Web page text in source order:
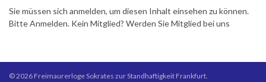
Sie müssen sich anmelden, um diesen Inhalt einsehen zu können.
Bitte Anmelden. Kein Mitglied? Werden Sie Mitglied bei uns
© 2026 Freimaurerloge Sokrates zur Standhaftigkeit Frankfurt.